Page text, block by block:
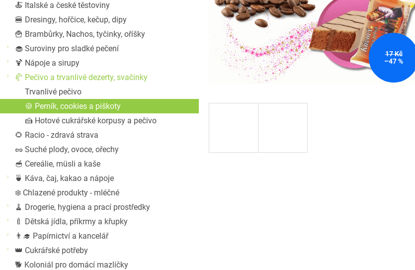
🍝 Italské a české těstoviny
🍔 Dresingy, hořčice, kečup, dipy
🍟 Brambůrky, Nachos, tyčinky, oříšky
🧁 Suroviny pro sladké pečení
🍹 Nápoje a sirupy
🥐 Pečivo a trvanlivé dezerty, svačinky
Trvanlivé pečivo
🍪 Perník, cookies a piškoty
🍰 Hotové cukrářské korpusy a pečivo
🌻 Racio - zdravá strava
🥜 Suché plody, ovoce, ořechy
🥣 Cereálie, müsli a kaše
🍵 Káva, čaj, kakao a nápoje
❄️ Chlazené produkty - mléčné
🧹 Drogerie, hygiena a prací prostředky
🍼 Dětská jídla, příkrmy a křupky
👨‍🎓 Papírnictví a kancelář
👑 Cukrářské potřeby
🐕 Koloniál pro domácí mazlíčky
17 Kč
–47 %